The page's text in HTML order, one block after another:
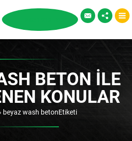
BETON ILE
KONULAR
beyaz wash betonEtiketi